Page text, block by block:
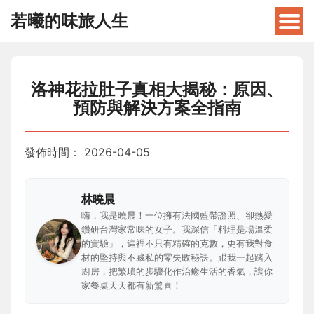
若曦的味旅人生
洛神花拉肚子真相大揭秘：原因、
預防與解決方案全指南
發佈時間： 2026-04-05
林曉晨
嗨，我是曉晨！一位擁有法國藍帶證照、卻熱愛
鑽研台灣家常味的女子。我深信「料理是場溫柔
的實驗」，這裡不只有精確的克數，更有我對食
材的堅持與不藏私的零失敗秘訣。跟我一起踏入
廚房，把繁瑣的步驟化作治癒生活的香氣，讓你
家餐桌天天都有新驚喜！